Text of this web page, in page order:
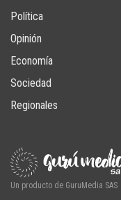
Política
Opinión
Economía
Sociedad
Regionales
Un producto de GuruMedia SAS